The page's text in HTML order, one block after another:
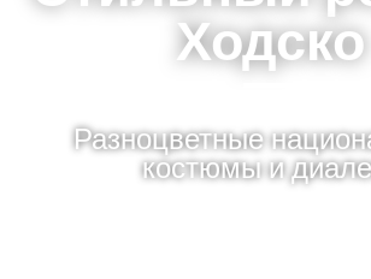
Ходско
Разноцветные
костюмы и